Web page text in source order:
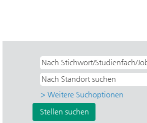
> Weitere Suchoptionen